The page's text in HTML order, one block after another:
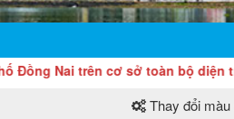
trên cơ sở toàn bộ diện tích tự
Thay đổi màu